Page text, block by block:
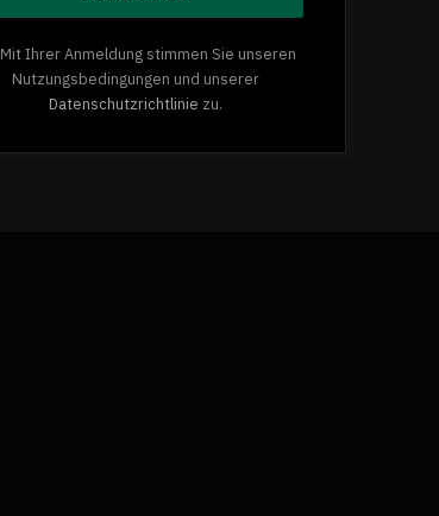
Mit Ihrer Anmeldung stimmen Sie unseren
Nutzungsbedingungen und unserer
Datenschutzrichtlinie zu.